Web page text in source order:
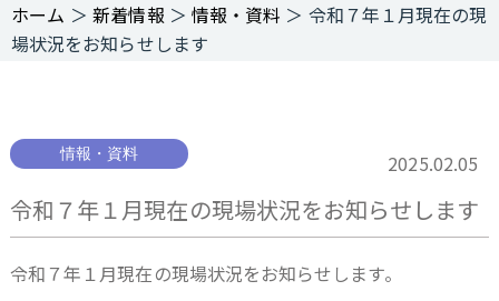
＞新着情報 ＞ 情報・資料 ＞ 令和７年１月現在の現
場状況をお知らせします
2025.02.05
情報・資料
令和７年１月現在の現場状況をお知らせします
令和７年１月現在の現場状況をお知らせします。